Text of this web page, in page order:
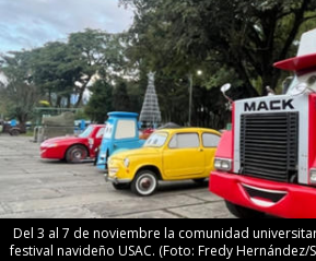
Del 3 al 7 de noviembre la comunidad
festival navideño USAC. (Foto: Fredy Hernández/